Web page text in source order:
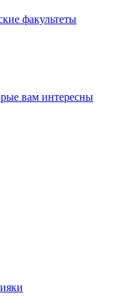
факультеты
вам интересны